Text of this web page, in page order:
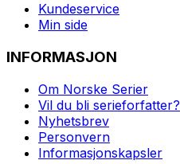
Kundeservice
Min side
INFORMASJON
Om Norske Serier
Vil du bli serieforfatter?
Nyhetsbrev
Personvern
Informasjonskapsler